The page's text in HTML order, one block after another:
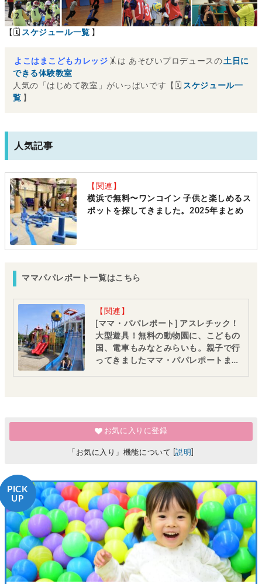
【🗓 スケジュール一覧 】
よこはまこどもカレッジ 🤸は あそびいプロデュースの 土日に
できる体験教室
人気の「はじめて教室」がいっぱいです【🗓 スケジュール一
覧 】
人気記事
【関連】
横浜で無料〜ワンコイン 子供と楽しめるス
ポットを探してきました。2025年まとめ
ママパパレポート一覧はこちら
【関連】
[ママ・パパレポート] アスレチック！
大型遊具！無料の動物園に、こどもの
国、電車もみなとみらいも。親子で行
ってきましたママ・パパレポートまと
お気に入りに登録
「お気に入り」機能について [説明]
PICK
UP